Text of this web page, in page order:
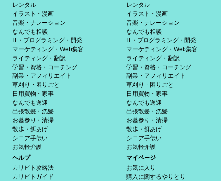
レンタル
イラスト・漫画
音楽・ナレーション
なんでも相談
IT・プログラミング・開発
マーケティング・Web集客
ライティング・翻訳
学習・資格・コーチング
副業・アフィリエイト
草刈り・困りごと
日用買物・家事
なんでも送迎
出張散髪・洗髪
お墓参り・清掃
散歩・餌あげ
シニア手伝い
お気軽介護
レンタル
イラスト・漫画
音楽・ナレーション
なんでも相談
IT・プログラミング・開発
マーケティング・Web集客
ライティング・翻訳
学習・資格・コーチング
副業・アフィリエイト
草刈り・困りごと
日用買物・家事
なんでも送迎
出張散髪・洗髪
お墓参り・清掃
散歩・餌あげ
シニア手伝い
お気軽介護
ヘルプ
カリビト攻略法
カリビトガイド
マイページ
お気に入り
購入に関するやりとり